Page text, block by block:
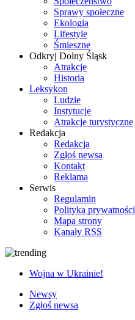
Sprawy społeczne
Ekologia
Lifestyle
Śmieszne
Odkryj Dolny Śląsk
Atrakcje
Historia
Leksykon
Ludzie
Instytucje
Atrakcje turystyczne
Redakcja
Redakcja
Zgłoś newsa
Kontakt
Reklama
Serwis
Regulamin
Polityka prywatności
Mapa strony
Kanały RSS
Wojna w Ukrainie!
Newsy
Zgłoś newsa